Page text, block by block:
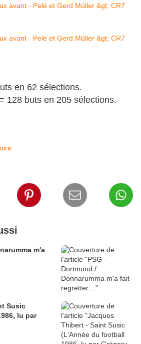
en 62 sélections.
128 buts en 205 sélections.
m'a
Susic
lu par